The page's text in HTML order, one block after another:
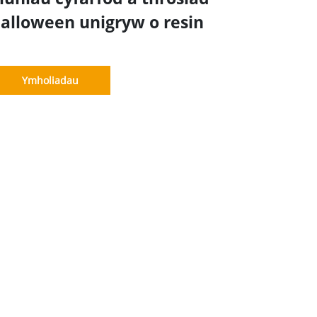
unigryw o resin
Ymholiadau